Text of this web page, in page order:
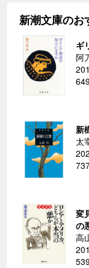
新潮文庫のお
ギ
阿
新
太
変
の
高